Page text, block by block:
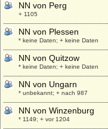
NN von Perg
+ 1105
NN von Plessen
* keine Daten; + keine Daten
NN von Quitzow
* keine Daten; + keine Daten
NN von Ungarn
* unbekannt; + nach 987
NN von Winzenburg
* 1149; + vor 1204